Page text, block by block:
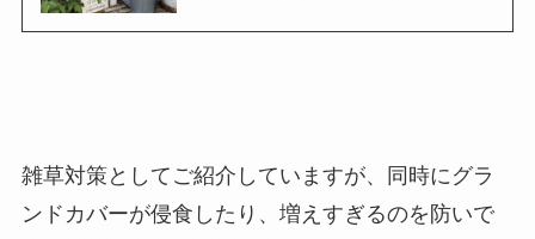
雑草対策としてご紹介していますが、同時にグラ
ンドカバーが侵食したり、増えすぎるのを防いで